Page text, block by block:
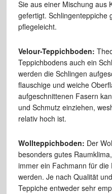
Sie aus einer Mischung aus
gefertigt. Schlingenteppiche
pflegeleicht.
Velour-Teppichboden:
Teppichbodens auch ein
werden die Schlingen
flauschige und weiche
aufgeschnittenen Fasern
und Schmutz einziehen,
relativ hoch ist.
Wollteppichboden: Der
besonders gutes
immer ein Fachmann für
werden. Je nach Qualität
Teppiche entweder sehr